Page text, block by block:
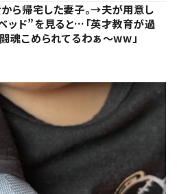
ら帰宅した妻子。→夫が用意し
ッド”を見ると…「英才教育が過
闘魂こめられてるわぁ～ww」